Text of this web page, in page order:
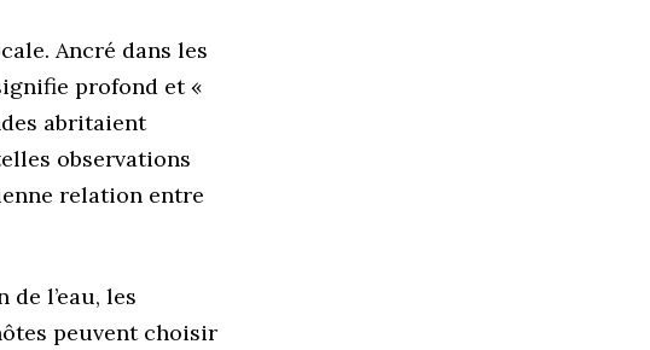
Ancré dans les
profond et «
abritaient
observations
relation entre
l’eau, les
peuvent choisir